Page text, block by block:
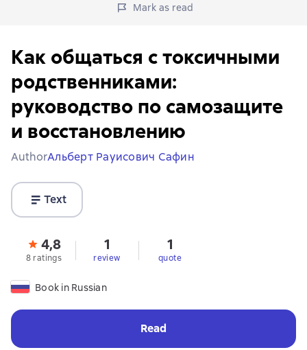
Mark as read
Как общаться с токсичными
родственниками:
руководство по самозащите
и восстановлению
AuthorАльберт Рауисович Сафин
Text
4,8
8 ratings
1
review
1
quote
Book in Russian
Read